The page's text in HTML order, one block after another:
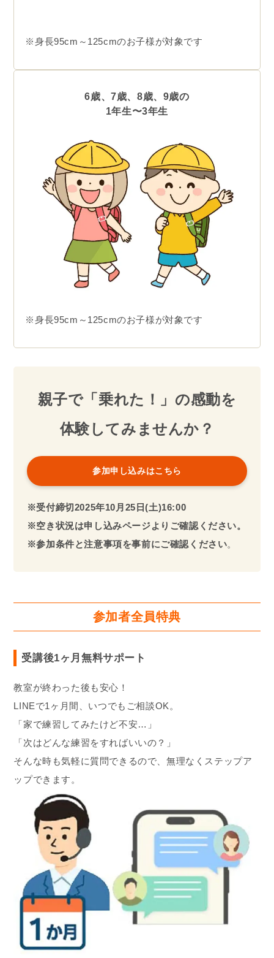
※身長95cm～125cmのお子様が対象です
6歳、7歳、8歳、9歳の
1年生〜3年生
※身長95cm～125cmのお子様が対象です
親子で「乗れた！」の感動を
体験してみませんか？
参加申し込みはこちら
※受付締切2025年10月25日(土)16:00
※空き状況は申し込みページよりご確認ください。
※参加条件と注意事項を事前にご確認ください。
参加者全員特典
受講後1ヶ月無料サポート
教室が終わった後も安心！
LINEで1ヶ月間、いつでもご相談OK。
「家で練習してみたけど不安…」
「次はどんな練習をすればいいの？」
そんな時も気軽に質問できるので、無理なくステップア
ップできます。